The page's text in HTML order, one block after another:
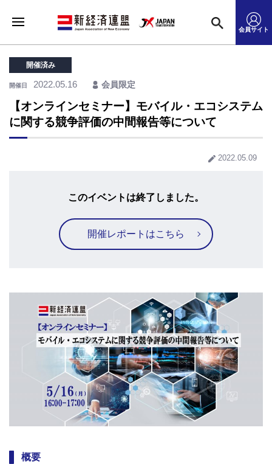
会員サイト
開催済み
開催日 2022.05.16 会員限定
【オンラインセミナー】モバイル・エコシステム
に関する競争評価の中間報告等について
2022.05.09
このイベントは終了しました。
開催レポートはこちら
概要